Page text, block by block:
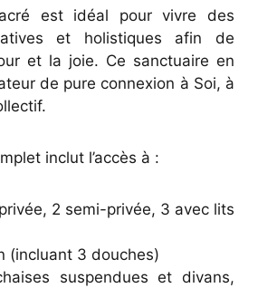
est idéal pour vivre des
et holistiques afin de
et la joie. Ce sanctuaire en
de pure connexion à Soi, à
inclut l’accès à :
2 semi-privée, 3 avec lits
(incluant 3 douches)
suspendues et divans,